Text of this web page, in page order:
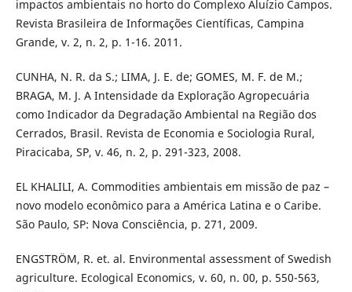
impactos ambientais no horto do Complexo Aluízio Campos.
Revista Brasileira de Informações Científicas, Campina
Grande, v. 2, n. 2, p. 1-16. 2011.
CUNHA, N. R. da S.; LIMA, J. E. de; GOMES, M. F. de M.;
BRAGA, M. J. A Intensidade da Exploração Agropecuária
como Indicador da Degradação Ambiental na Região dos
Cerrados, Brasil. Revista de Economia e Sociologia Rural,
Piracicaba, SP, v. 46, n. 2, p. 291-323, 2008.
EL KHALILI, A. Commodities ambientais em missão de paz –
novo modelo econômico para a América Latina e o Caribe.
São Paulo, SP: Nova Consciência, p. 271, 2009.
ENGSTRÖM, R. et. al. Environmental assessment of Swedish
agriculture. Ecological Economics, v. 60, n. 00, p. 550-563,